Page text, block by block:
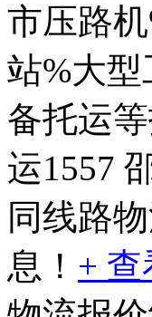
市压路
站%大
备托运
运1557
同线路
息！ +